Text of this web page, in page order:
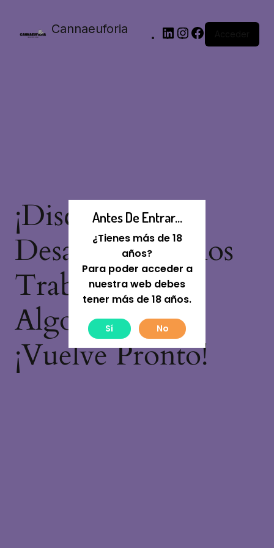
Antes De Entrar...
¿Tienes más de 18
años?
Para poder acceder a
nuestra web debes
tener más de 18 años.
Sí No
Cannaeuforia
¡Disculpa Este
Desastre! Estamos
Trabajando En
Algo Increíble,
¡vuelve Pronto!